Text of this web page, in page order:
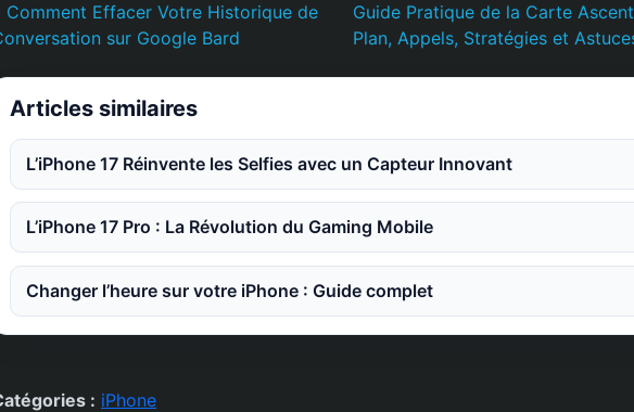
Comment Effacer Votre Historique de
sur Google Bard
Guide Pratique de la Carte
Plan, Appels, Stratégies et
Articles similaires
L’iPhone 17 Réinvente les Selfies avec un Capteur Innovant
L’iPhone 17 Pro : La Révolution du Gaming Mobile
Changer l’heure sur votre iPhone : Guide complet
: iPhone